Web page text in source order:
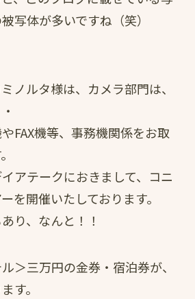
写体が多いですね（笑）
ノルタ様は、カメラ部門は、
FAX機等、事務機関係をお取
アテークにおきまして、コニ
を開催いたしております。
り、なんと！！
＞三万円の金券・宿泊券が、
す。